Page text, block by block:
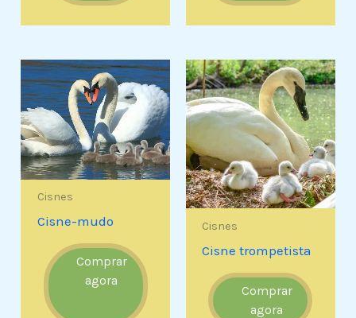
Cisnes
Cisne-mudo
Comprar
agora
Cisnes
Cisne trompetista
Comprar
agora